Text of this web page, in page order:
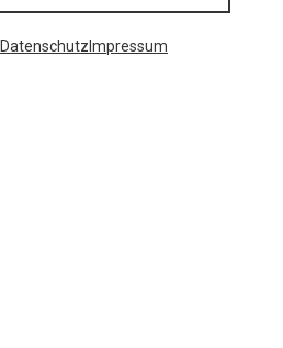
Datenschutz Impressum